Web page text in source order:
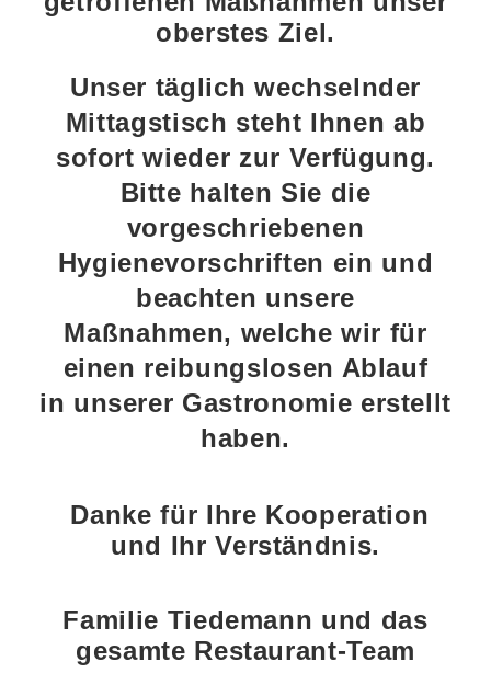
oberstes Ziel.
Unser täglich wechselnder
Mittagstisch steht Ihnen ab
sofort wieder zur Verfügung.
Bitte halten Sie die
vorgeschriebenen
Hygienevorschriften ein und
beachten unsere
Maßnahmen, welche wir für
einen reibungslosen Ablauf
in unserer Gastronomie erstellt
haben.
Danke für Ihre Kooperation
und Ihr Verständnis.
Familie Tiedemann und das
gesamte Restaurant-Team